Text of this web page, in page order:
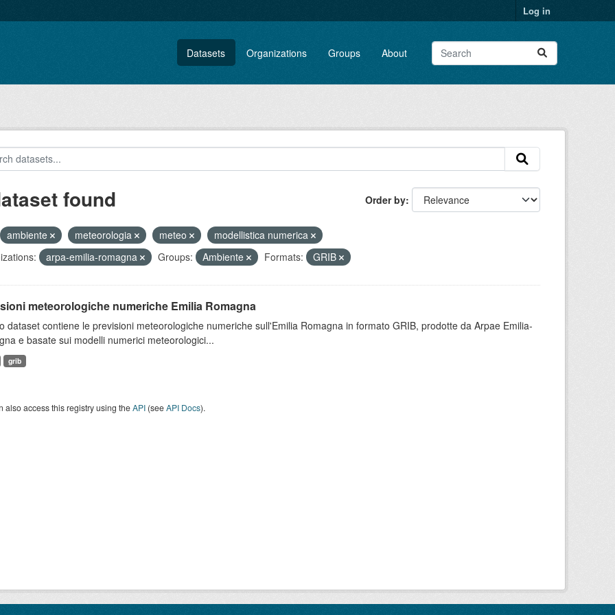
Log in
Datasets Organizations Groups About
Order by
found
ambiente meteorologia meteo
modellistica numerica
arpa-emilia-romagna Groups: Ambiente Formats: GRIB
meteorologiche numeriche Emilia Romagna
dataset contiene le previsioni meteorologiche numeriche sull'Emilia Romagna in formato GRIB, prodotte da Arpae Emilia-
e basate sui modelli numerici meteorologici...
grib
also access this registry using theAPI(seeAPI Docs).